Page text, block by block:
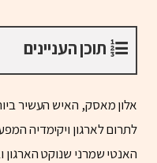
תוכן העניינים
אלון מאסק, האיש העשיר
לתרום לארגון ויקימדיה